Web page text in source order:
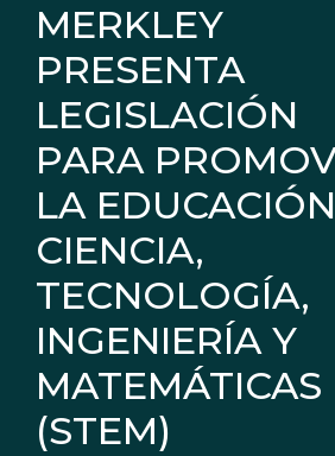
MERKLEY
PRESENTA
LEGISLACIÓN
PARA
LA
CIENCIA,
TECNOLOGÍA,
INGENIERÍA Y
MATEMÁTICAS
(STEM)